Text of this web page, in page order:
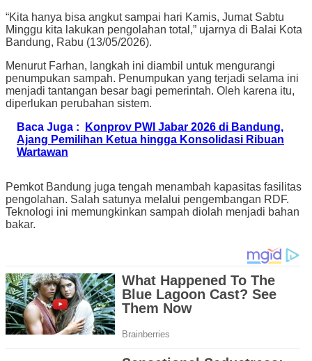
“Kita hanya bisa angkut sampai hari Kamis, Jumat Sabtu
Minggu kita lakukan pengolahan total,” ujarnya di Balai Kota
Bandung, Rabu (13/05/2026).
Menurut Farhan, langkah ini diambil untuk mengurangi
penumpukan sampah. Penumpukan yang terjadi selama ini
menjadi tantangan besar bagi pemerintah. Oleh karena itu,
diperlukan perubahan sistem.
Baca Juga :
Konprov PWI Jabar 2026 di Bandung,
Ajang Pemilihan Ketua hingga Konsolidasi Ribuan
Wartawan
Pemkot Bandung juga tengah menambah kapasitas fasilitas
pengolahan. Salah satunya melalui pengembangan RDF.
Teknologi ini memungkinkan sampah diolah menjadi bahan
bakar.